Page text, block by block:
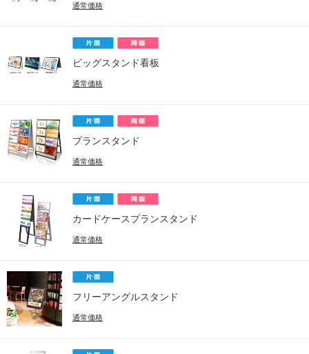
通常価格
ビッグスタンド看板
通常価格
プランスタンド
通常価格
カードケースプランスタンド
通常価格
フリーアングルスタンド
通常価格